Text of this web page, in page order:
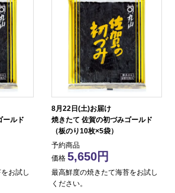
ールド
お試し
8月22日(土)お届け
焼きたて 佐賀の初づみゴールド
（板のり10枚×5袋）
予約商品
価格 5,650
最高鮮度の焼きたて海苔をお試し
ください。